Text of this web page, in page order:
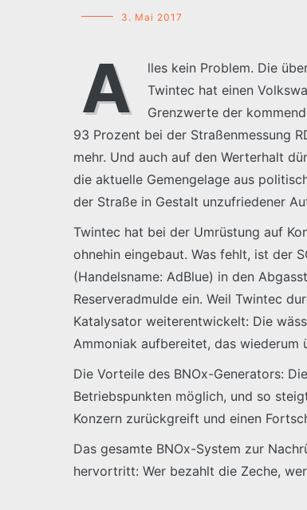
3. Mai 2017
A
lles kein Problem. Die
Twintec hat einen
Grenzwerte der
93 Prozent bei der Straßenmessung
mehr. Und auch auf den Werterhalt
die aktuelle Gemengelage aus
der Straße in Gestalt unzufriedener
Twintec hat bei der Umrüstung auf
ohnehin eingebaut. Was fehlt, ist der
(Handelsname: AdBlue) in den
Reserveradmulde ein. Weil Twintec
Katalysator weiterentwickelt: Die
Ammoniak aufbereitet, das wiederum
Die Vorteile des BNOx-Generators:
Betriebspunkten möglich, und so
Konzern zurückgreift und einen
Das gesamte BNOx-System zur
hervortritt: Wer bezahlt die Zeche,